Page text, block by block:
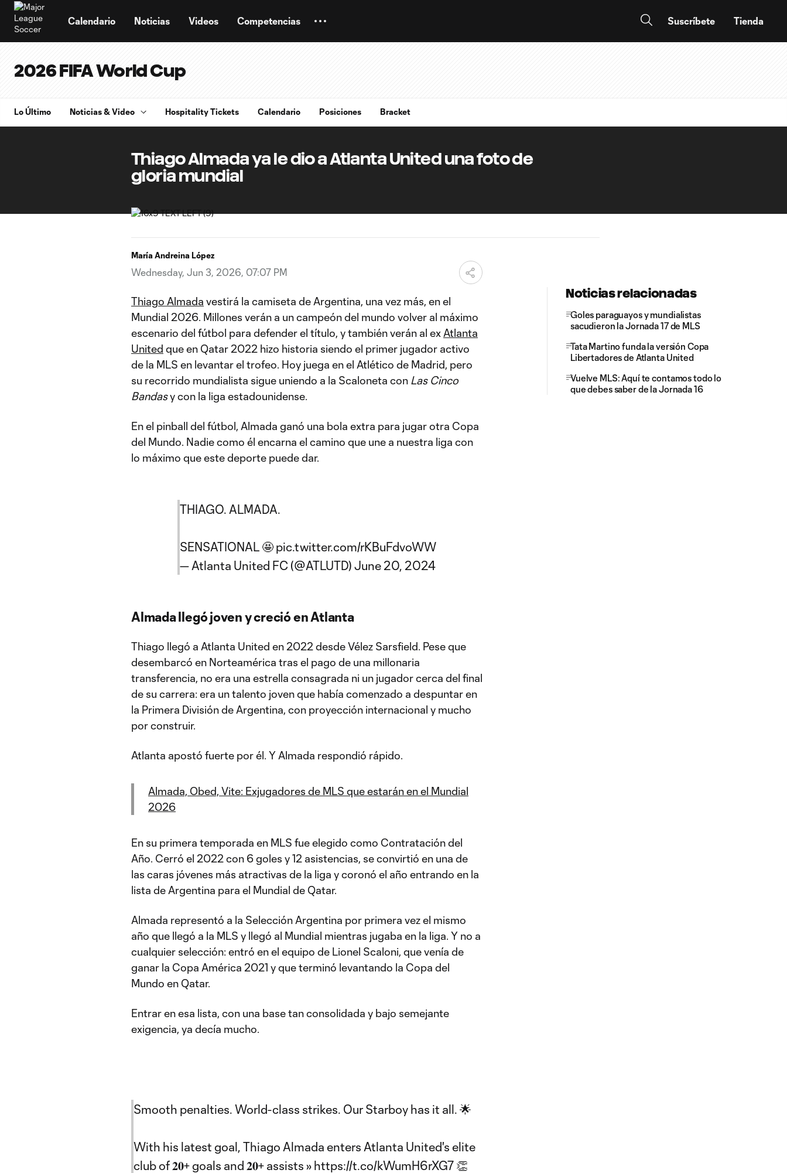
Calendario Noticias Videos Competencias Suscríbete Tienda
2026 FIFA World Cup
Lo Último Noticias & Video Hospitality Tickets Calendario Posiciones Bracket
Thiago Almada ya le dio a Atlanta United una foto de
gloria mundial
María Andreina López
Wednesday, Jun 3, 2026, 07:07 PM
Thiago Almada vestirá la camiseta de Argentina, una vez más, en el
Mundial 2026. Millones verán a un campeón del mundo volver al máximo
escenario del fútbol para defender el título, y también verán al ex Atlanta
United que en Qatar 2022 hizo historia siendo el primer jugador activo
de la MLS en levantar el trofeo. Hoy juega en el Atlético de Madrid, pero
su recorrido mundialista sigue uniendo a la Scaloneta con Las Cinco
Bandasy con la liga estadounidense.
En el pinball del fútbol, Almada ganó una bola extra para jugar otra Copa
del Mundo. Nadie como él encarna el camino que une a nuestra liga con
lo máximo que este deporte puede dar.
THIAGO. ALMADA.
SENSATIONAL 🤩 pic.twitter.com/rKBuFdvoWW
— Atlanta United FC (@ATLUTD) June 20, 2024
Almada llegó joven y creció en Atlanta
Thiago llegó a Atlanta United en 2022 desde Vélez Sarsfield. Pese que
desembarcó en Norteamérica tras el pago de una millonaria
transferencia, no era una estrella consagrada ni un jugador cerca del final
de su carrera: era un talento joven que había comenzado a despuntar en
la Primera División de Argentina, con proyección internacional y mucho
por construir.
Atlanta apostó fuerte por él. Y Almada respondió rápido.
Almada, Obed, Vite: Exjugadores de MLS que estarán en el Mundial
2026
En su primera temporada en MLS fue elegido como Contratación del
Año. Cerró el 2022 con 6 goles y 12 asistencias, se convirtió en una de
las caras jóvenes más atractivas de la liga y coronó el año entrando en la
lista de Argentina para el Mundial de Qatar.
Almada representó a la Selección Argentina por primera vez el mismo
año que llegó a la MLS y llegó al Mundial mientras jugaba en la liga. Y no a
cualquier selección: entró en el equipo de Lionel Scaloni, que venía de
ganar la Copa América 2021 y que terminó levantando la Copa del
Mundo en Qatar.
Entrar en esa lista, con una base tan consolidada y bajo semejante
exigencia, ya decía mucho.
Smooth penalties. World-class strikes. Our Starboy has it all. 🌟
With his latest goal, Thiago Almada enters Atlanta United's elite
club of 𝟐𝟎+ goals and 𝟐𝟎+ assists » https://t.co/kWumH6rXG7 👏
Noticias relacionadas
Goles paraguayos y mundialistas
sacudieron la Jornada 17 de MLS
Tata Martino funda la versión Copa
Libertadores de Atlanta United
Vuelve MLS: Aquí te contamos todo lo
que debes saber de la Jornada 16